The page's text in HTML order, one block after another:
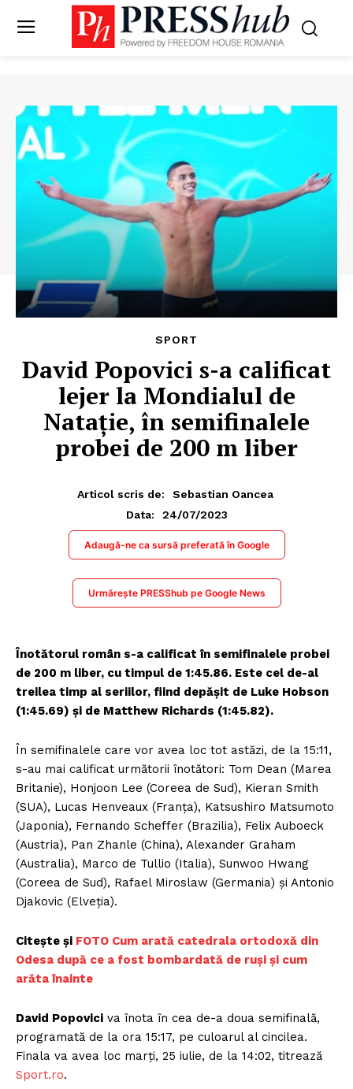
SPORT
David Popovici s-a calificat
lejer la Mondialul de
Natație, în semifinalele
probei de 200 m liber
Articol scris de:
Sebastian Oancea
Data:
24/07/2023
Adaugă-ne ca sursă preferată în Google
Urmărește PRESShub pe Google News
Înotătorul român s-a calificat în semifinalele probei
de 200 m liber, cu timpul de 1:45.86. Este cel de-al
treilea timp al seriilor, fiind depășit de Luke Hobson
(1:45.69) și de Matthew Richards (1:45.82).
În semifinalele care vor avea loc tot astăzi, de la 15:11,
s-au mai calificat următorii înotători: Tom Dean (Marea
Britanie), Honjoon Lee (Coreea de Sud), Kieran Smith
(SUA), Lucas Henveaux (Franța), Katsushiro Matsumoto
(Japonia), Fernando Scheffer (Brazilia), Felix Auboeck
(Austria), Pan Zhanle (China), Alexander Graham
(Australia), Marco de Tullio (Italia), Sunwoo Hwang
(Coreea de Sud), Rafael Miroslaw (Germania) și Antonio
Djakovic (Elveția).
Citește și FOTO Cum arată catedrala ortodoxă din
Odesa după ce a fost bombardată de ruși și cum
arăta înainte
David Popovici va înota în cea de-a doua semifinală,
programată de la ora 15:17, pe culoarul al cincilea.
Finala va avea loc marți, 25 iulie, de la 14:02, titrează
Sport.ro.